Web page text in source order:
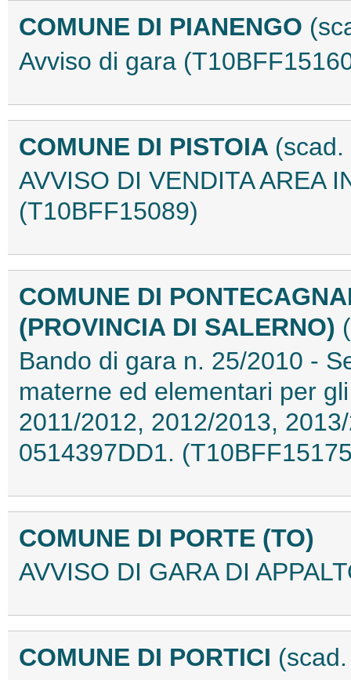
COMUNE DI PIANENGO
Avviso di gara
COMUNE DI PISTOIA
AVVISO DI VENDITA AREA
(T10BFF15089)
COMUNE DI
(PROVINCIA DI SALERNO)
Bando di gara n. 25/2010 -
materne ed elementari per
2011/2012, 2012/2013,
0514397DD1.
COMUNE DI PORTE (TO)
AVVISO DI GARA DI
COMUNE DI PORTICI